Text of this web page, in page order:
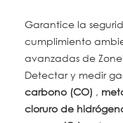
Garantice la
cumplimiento
avanzadas de
Detectar y medir
carbono (CO) ,
cloruro de